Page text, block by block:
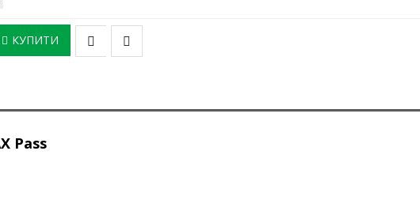
КУПИТИ
Pass